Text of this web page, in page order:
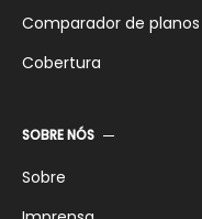
Comparador de planos
Cobertura
SOBRE NÓS
Sobre